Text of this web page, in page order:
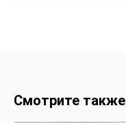
Смотрите также